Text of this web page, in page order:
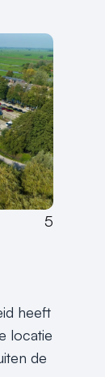
5
heeft
locatie
de